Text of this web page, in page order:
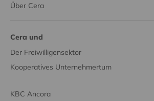
Über Cera
Cera und
Der Freiwilligensektor
Kooperatives Unternehmertum
KBC Ancora